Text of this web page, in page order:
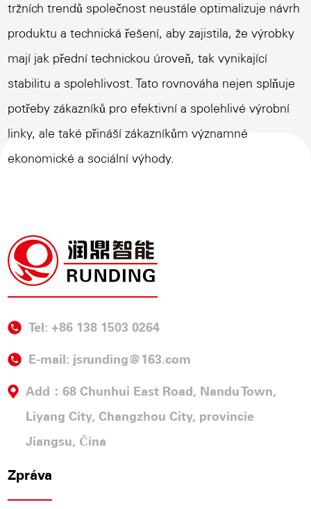
tržních trendů společnost neustále optimalizuje návrh
produktu a technická řešení, aby zajistila, že výrobky
mají jak přední technickou úroveň, tak vynikající
stabilitu a spolehlivost. Tato rovnováha nejen splňuje
potřeby zákazníků pro efektivní a spolehlivé výrobní
linky, ale také přináší zákazníkům významné
ekonomické a sociální výhody.
Tel: +86 138 1503 0264
E-mail: jsrunding@163.com
Add：68 Chunhui East Road, Nandu Town,
Liyang City, Changzhou City, provincie
Jiangsu, Čína
Zpráva